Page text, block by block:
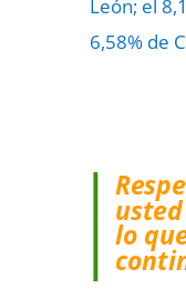
León; el
6,58% de
lo